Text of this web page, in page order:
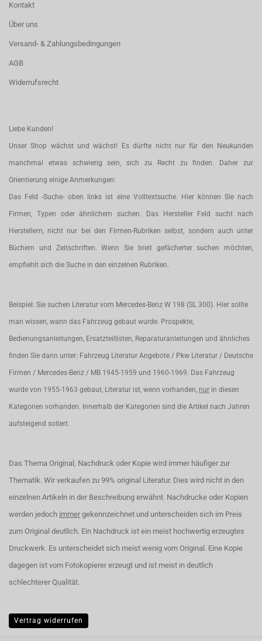
Kontakt
Über uns
Versand- & Zahlungsbedingungen
AGB
Widerrufsrecht
Liebe Kunden!
Unser Shop wächst und wächst! Es dürfte nicht nur für den Neukunden
manchmal etwas schwierig sein, sich zu Recht zu finden. Daher zur
Orientierung einige Anmerkungen:
Das Feld -Suche- oben links ist eine Volltextsuche. Hier können Sie nach
Firmen, Typen oder ähnlichem suchen. Das Hersteller Feld sucht nach
Herstellern, nicht nur bei den Firmen-Rubriken selbst, sondern auch unter
Büchern und Zeitschriften. Wenn Sie breit gefächerter suchen möchten,
empfiehlt sich die Suche in den einzelnen Rubriken.
Beispiel: Sie suchen Literatur vom Mercedes-Benz W 198 (SL 300). Hier sollte
man wissen, wann das Fahrzeug gebaut wurde. Prospekte,
Bedienungsanleitungen, Ersatzteillisten, Reparaturanleitungen und ähnliches
finden Sie dann unter: Fahrzeug Literatur Angebote / Pkw Literatur / Deutsche
Firmen / Mercedes-Benz / MB 1945-1959 und 1960-1969. Das Fahrzeug
wurde von 1955-1963 gebaut, Literatur ist, wenn vorhanden, nur in diesen
Kategorien vorhanden. Innerhalb der Kategorien sind die Artikel nach Jahren
aufsteigend sotiert.
Das Thema Original, Nachdruck oder Kopie wird immer häufiger zur
Thematik. Wir verkaufen zu 99% original Literatur. Dies wird nicht in den
einzelnen Artikeln in der Beschreibung erwähnt. Nachdrucke oder Kopien
werden jedoch immer gekennzeichnet und unterscheiden sich im Preis
zum Original deutlich. Ein Nachdruck ist ein meist hochwertig erzeugtes
Druckwerk. Es unterscheidet sich meist wenig vom Original. Eine Kopie
dagegen ist vom Fotokopierer erzeugt und ist meist in deutlich
schlechterer Qualität.
Vertrag widerrufen